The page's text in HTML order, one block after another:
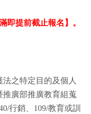
即提前截止報名】。
之特定目的及個人
推廣部推廣教育組蒐
行銷、109/教育或訓